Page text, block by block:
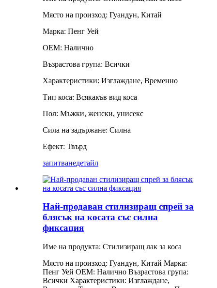
Място на произход: Гуандун, Китай
Марка: Пенг Уей
OEM: Налично
Възрастова група: Всички
Характеристики: Изглаждане, Временно
Тип коса: Всякакъв вид коса
Пол: Мъжки, женски, унисекс
Сила на задържане: Силна
Ефект: Твърд
запитванедетайл
Най-продаван стилизиращ спрей за
блясък на косата със силна
фиксация
Име на продукта: Стилизиращ лак за коса
Място на произход: Гуандун, Китай Марка:
Пенг Уей OEM: Налично Възрастова група:
Всички Характеристики: Изглаждане,